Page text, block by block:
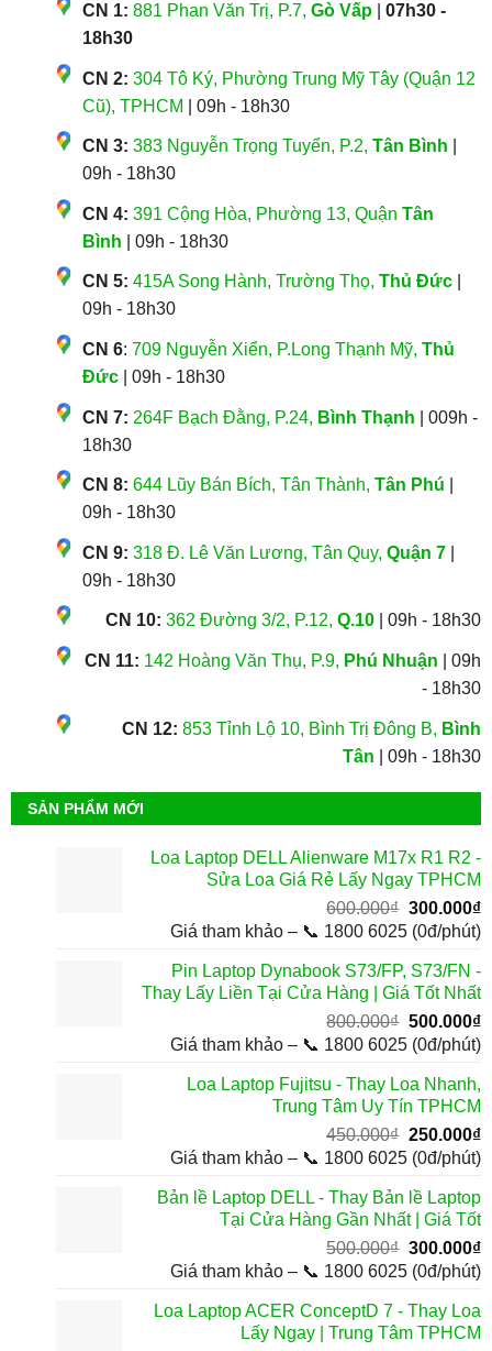
CN 1: 881 Phan Văn Trị, P.7, Gò Vấp| 07h30 -
18h30
CN 2: 304 Tô Ký, Phường Trung Mỹ Tây (Quận 12
Cũ), TPHCM
| 09h - 18h30
CN 3: 383 Nguyễn Trọng Tuyển, P.2, Tân Bình
09h - 18h30
CN 4: 391 Cộng Hòa, Phường 13, Quận Tân
Bình | 09h - 18h30
CN 5: 415A Song Hành, Trường Thọ, Thủ Đức|
09h - 18h30
CN 6: 709 Nguyễn Xiển, P.Long Thạnh Mỹ, Thủ
Đức| 09h - 18h30
CN 7: 264F Bạch Đằng, P.24, Bình Thạnh | 009h -
18h30
CN 8: 644 Lũy Bán Bích, Tân Thành, Tân Phú
09h - 18h30
CN 9: 318 Đ. Lê Văn Lương, Tân Quy, Quận 7|
09h - 18h30
CN 10: 362 Đường 3/2, P.12,Q.10 | 09h - 18h30
CN 11: 142 Hoàng Văn Thụ, P.9, Phú Nhuận | 09h
- 18h30
CN 12: 853 Tỉnh Lộ 10, Bình Trị Đông B, Bình
Tân | 09h - 18h30
SẢN PHẨM MỚI
Loa Laptop DELL Alienware M17x R1 R2 -
Sửa Loa Giá Rẻ Lấy Ngay TPHCM
600.000₫ Giá
gốc
600.000₫.
300.000₫
Giá tham khảo – 📞 1800 6025 (0đ/phút)
Pin Laptop Dynabook S73/FP, S73/FN -
Thay Lấy Liền Tại Cửa Hàng | Giá Tốt Nhất
800.000₫ Giá
gốc
800.000₫.
500.000₫
Giá tham khảo – 📞 1800 6025 (0đ/phút)
Loa Laptop Fujitsu - Thay Loa Nhanh,
Trung Tâm Uy Tín TPHCM
450.000₫ Giá
gốc
450.000₫.
250.000₫
Giá tham khảo – 📞 1800 6025 (0đ/phút)
Bản lề Laptop DELL - Thay Bản lề Laptop
Tại Cửa Hàng Gần Nhất | Giá Tốt
500.000₫ Giá
gốc
500.000₫.
300.000₫
Giá tham khảo – 📞 1800 6025 (0đ/phút)
Loa Laptop ACER ConceptD 7 - Thay Loa
Lấy Ngay | Trung Tâm TPHCM